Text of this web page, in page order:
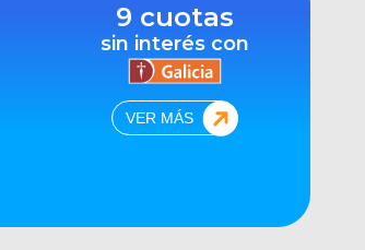
9 cuotas
sin interés con
VER MÁS